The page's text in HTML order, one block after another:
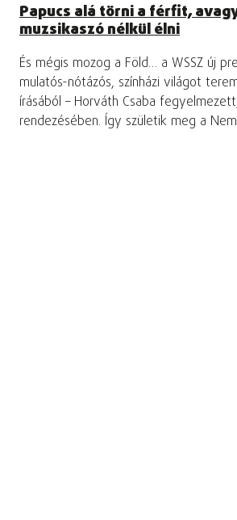
Papucs alá törni a férfit,
muzsikaszó nélkül élni
És mégis mozog a Föld… a WSSZ új
mulatós-nótázós, színházi világot
írásából – Horváth Csaba
rendezésében. Így születik meg a